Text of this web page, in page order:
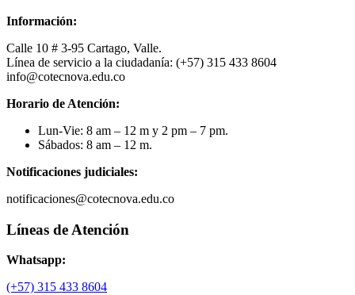
Información:
Calle 10 # 3-95 Cartago, Valle.
Línea de servicio a la ciudadanía: (+57) 315 433 8604
info@cotecnova.edu.co
Horario de Atención:
Lun-Vie: 8 am – 12 m y 2 pm – 7 pm.
Sábados: 8 am – 12 m.
Notificaciones judiciales:
notificaciones@cotecnova.edu.co
Líneas de Atención
Whatsapp:
(+57) 315 433 8604